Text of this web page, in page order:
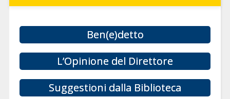
Ben(e)detto
L’Opinione del Direttore
Suggestioni dalla Biblioteca